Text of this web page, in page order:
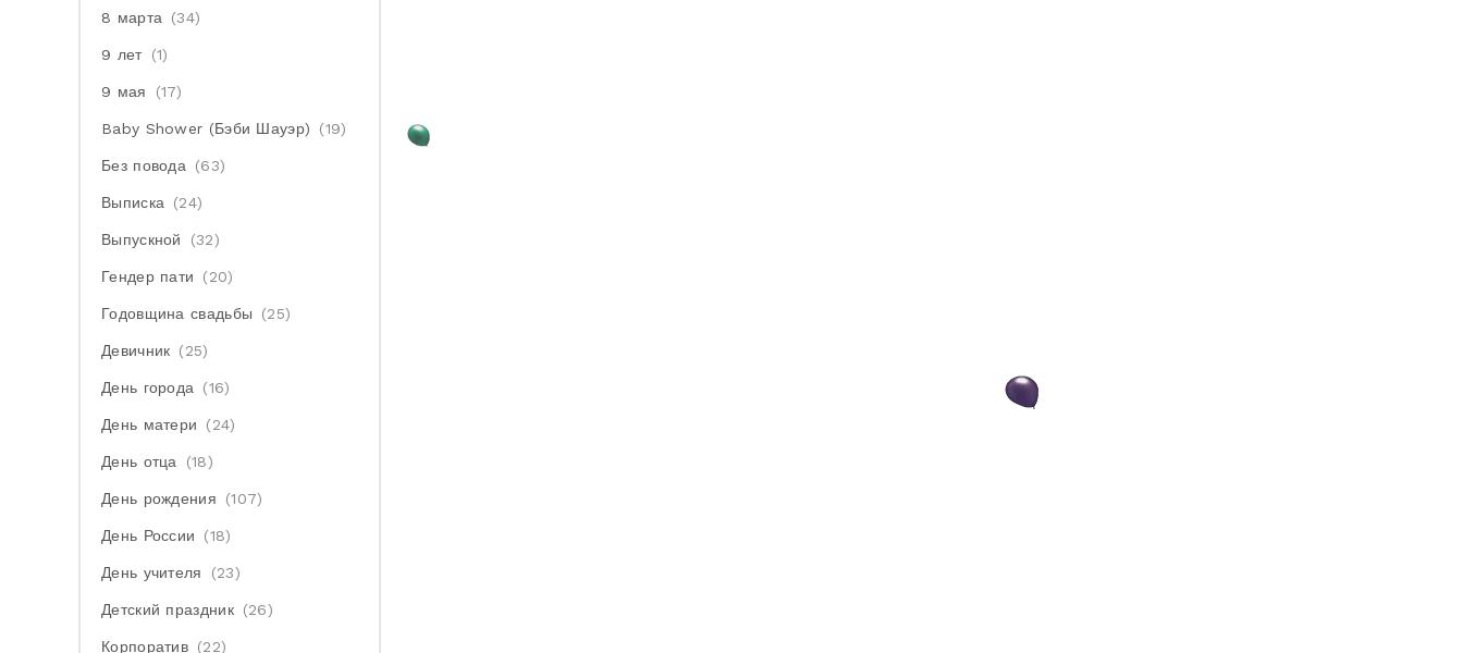
8 марта (34)
9 лет (1)
9 мая (17)
Baby Shower (Бэби Шауэр) (19)
Без повода (63)
Выписка (24)
Выпускной (32)
Гендер пати (20)
Годовщина свадьбы (25)
Девичник (25)
День города (16)
День матери (24)
День отца (18)
День рождения (107)
День России (18)
День учителя (23)
Детский праздник (26)
Корпоратив (22)